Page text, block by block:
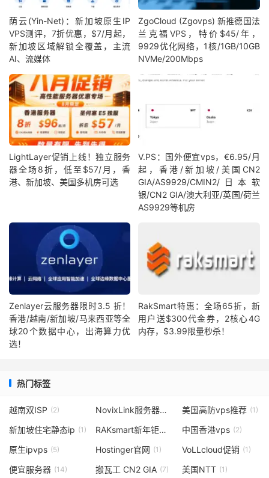
荫云(Yin-Net)：新加坡原生IP
VPS测评，7折优惠，$7/月起，
新加坡区域解锁全覆盖，主流
AI、流媒体
ZgoCloud (Zgovps) 新推德国法
兰克福VPS，特价$45/年，
9929优化网络，1核/1GB/10GB
NVMe/200Mbps
LightLayer促销上线！独立服务
器全场8折，低至$57/月，香
港、新加坡、美国多机房可选
V.PS：国外便宜vps，€6.95/月
起，香港/新加坡/美国CN2
GIA/AS9929/CMIN2/日本软
银/CN2 GIA/澳大利亚/英国/荷兰
AS9929等机房
Zenlayer云服务器限时3.5 折！
香港/越南/新加坡/马来西亚等全
球20个数据中心，出海算力优
选！
RakSmart特惠：全场65折，新
用户送$300代金券，2核心4G
内存，$3.99限量秒杀！
热门标签
越南双ISP (2) NovixLink服务器推荐 (1)
美国高防vps推荐 (1)
新加坡住宅静态ip (1) RAKsmart新年钜惠 中国香港vps (2)
原生ipvps (5) Hostinger官网 (1) VoLLcloud促销 (1)
便宜服务器 (14) 搬瓦工 CN2 GIA (7) 美国NTT (1)